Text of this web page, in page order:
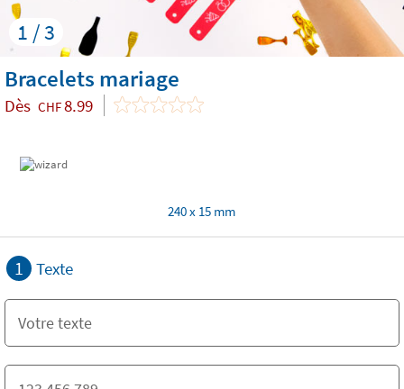
1 / 3
Bracelets mariage
Dès CHF8.99
240 x 15 mm
1 Texte